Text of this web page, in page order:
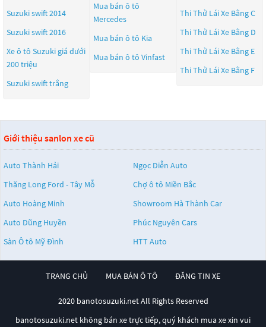
Suzuki swift 2014
Suzuki swift 2016
Xe ô tô Suzuki giá dưới
200 triệu
Suzuki swift trắng
Mua bán ô tô
Mercedes
Mua bán ô tô Kia
Mua bán ô tô Vinfast
Thi Thử Lái Xe Bằng C
Thi Thử Lái Xe Bằng D
Thi Thử Lái Xe Bằng E
Thi Thử Lái Xe Bằng F
Giới thiệu sanlon xe cũ
Auto Thành Hải
Ngọc Diễn Auto
Thăng Long Ford - Tây Mỗ
Chợ ô tô Miền Bắc
Auto Hoàng Minh
Showroom Hà Thành Car
Auto Dũng Huyền
Phúc Nguyên Cars
Sàn Ô tô Mỹ Đình
HTT Auto
TRANG CHỦ MUA BÁN Ô TÔ ĐĂNG TIN XE
2020 banotosuzuki.net All Rights Reserved
banotosuzuki.net không bán xe trực tiếp, quý khách mua xe xin vui